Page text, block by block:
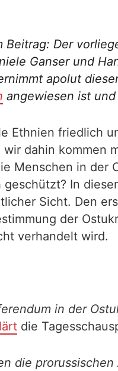
Beitrag: Der
Ganser und
apolut
angewiesen ist
Ethnien friedlich
wir dahin kommen
Menschen in der
In
Sicht. Den
der
verhandelt wird.
in der
die
die